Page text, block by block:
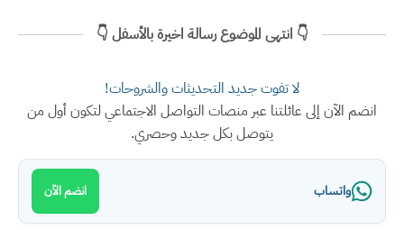
👇 انتهى الموضوع رسالة اخيرة بالأسفل 👇
لا تفوت جديد التحديثات والشروحات!
انضم الآن إلى عائلتنا عبر منصات التواصل الاجتماعي لتكون أول من
يتوصل بكل جديد وحصري.
واتساب انضم الآن